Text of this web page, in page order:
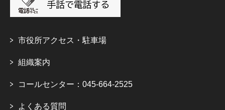
市役所アクセス・駐車場
組織案内
コールセンター：045-664-2525
よくある質問